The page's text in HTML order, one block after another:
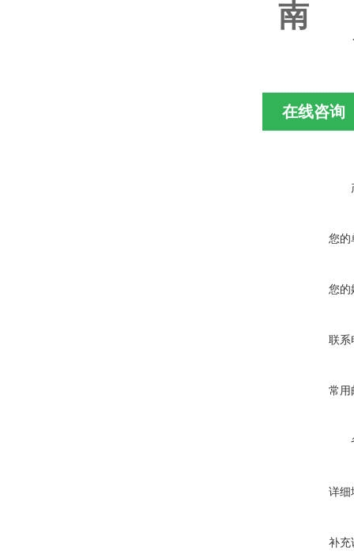
南
在线咨询
您的
您的
联系
常用
详细
补充